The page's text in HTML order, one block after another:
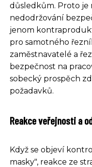
důsledkům. Proto je
nedodržování
jenom
pro samotného
zaměstnavatelé a
bezpečnost na
sobecký prospěch
požadavků.
Reakce veřejnosti a
Když se objeví
masky", reakce ze